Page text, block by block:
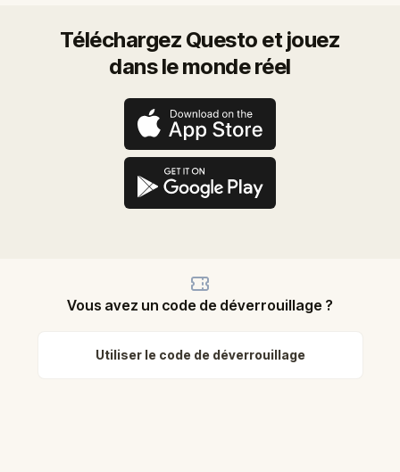
Téléchargez Questo et jouez
dans le monde réel
Vous avez un code de déverrouillage ?
Utiliser le code de déverrouillage